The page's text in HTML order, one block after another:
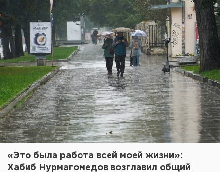
«Это была работа всей моей жизни»:
Хабиб Нурмагомедов возглавил общий